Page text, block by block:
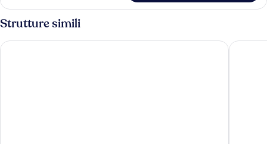
giardino,
lato
giardino
Economy,
1
letto
singolo,
vista
Strutture simili
Regenta Place Jhansi by Royal Orchid Hotels Limited siyavar